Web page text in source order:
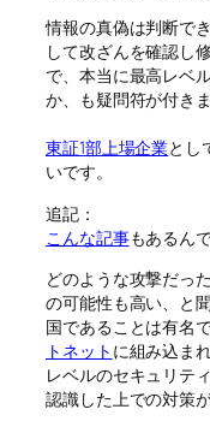
情報の真偽は判断で
して改ざんを確認し
で、本当に最高レベ
か、も疑問符が付きま
東証1部上場企業とし
いです。
追記：
こんな記事もあるん
どのような攻撃だっ
の可能性も高い、と
国であることは有名
トネット に組み込ま
レベルのセキュリテ
認識した上での対策